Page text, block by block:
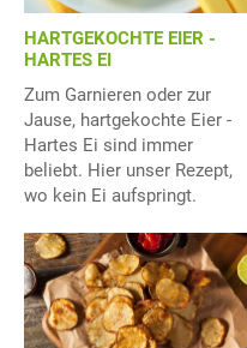
HARTGEKOCHTE EIER -
HARTES EI
Zum Garnieren oder zur
Jause, hartgekochte Eier -
Hartes Ei sind immer
beliebt. Hier unser Rezept,
wo kein Ei aufspringt.